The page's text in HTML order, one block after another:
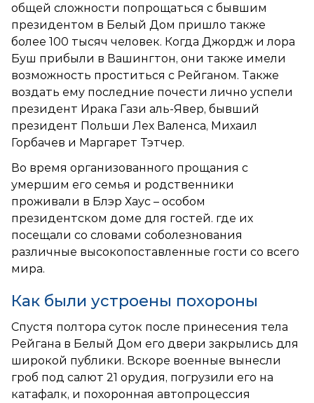
общей сложности попрощаться с бывшим
президентом в Белый Дом пришло также
более 100 тысяч человек. Когда Джордж и лора
Буш прибыли в Вашингтон, они также имели
возможность проститься с Рейганом. Также
воздать ему последние почести лично успели
президент Ирака Гази аль-Явер, бывший
президент Польши Лех Валенса, Михаил
Горбачев и Маргарет Тэтчер.
Во время организованного прощания с
умершим его семья и родственники
проживали в Блэр Хаус – особом
президентском доме для гостей. где их
посещали со словами соболезнования
различные высокопоставленные гости со всего
мира.
Как были устроены похороны
Спустя полтора суток после принесения тела
Рейгана в Белый Дом его двери закрылись для
широкой публики. Вскоре военные вынесли
гроб под салют 21 орудия, погрузили его на
катафалк, и похоронная автопроцессия